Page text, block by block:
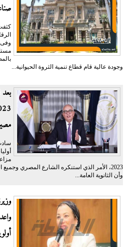
وفى
وجودة عالية قام قطاع تنمية الثروة الحيوانية...
بعد
2023، الأمر الذي استنكره الشارع المصري
وأن الثانوية العامة...